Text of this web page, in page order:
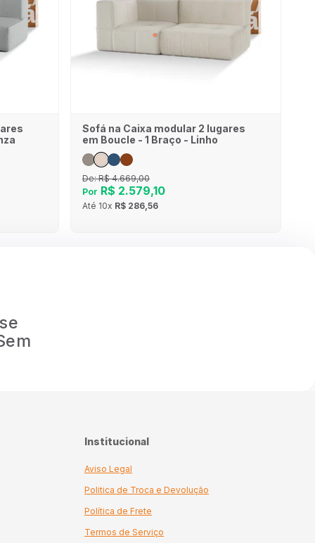
Sofá na Caixa modular 2 lugares
em Boucle - 1 Braço - Linho
De:R$ 4.669,00
Por R$ 2.579,10
Até 10x R$ 286,56
Institucional
Aviso Legal
Politica de Troca e Devolução
Política de Frete
Termos de Serviço